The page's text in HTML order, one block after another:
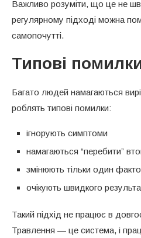
Важливо розуміти, що це не
регулярному підході можна
самопочутті.
Типові
Багато людей намагаються
роблять типові помилки:
ігнорують симптоми
намагаються “перебити”
змінюють тільки один
очікують швидкого
Такий підхід не працює в
Травлення — це система, і